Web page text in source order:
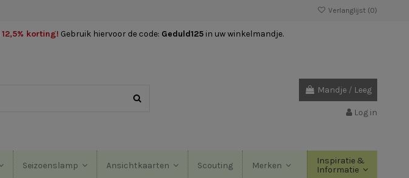
Verlanglijst (0)
12,5% korting! Gebruik hiervoor de code: Geduld125 in uw winkelmandje.
Mandje / Leeg
Log in
Seizoenslamp Ansichtkaarten Scouting Merken
Inspiratie &
Informatie